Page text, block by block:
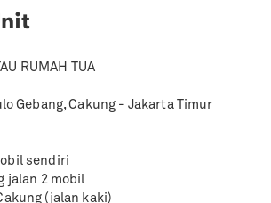
RUMAH TUA
Gebang, Cakung - Jakarta Timur
sendiri
jalan 2 mobil
(jalan kaki)